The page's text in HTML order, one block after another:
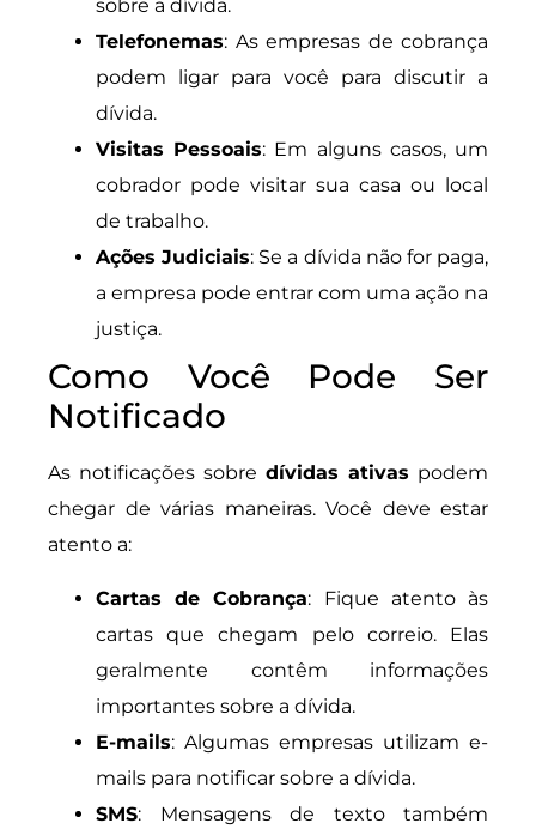
sobre a dívida.
Telefonemas: As empresas de cobrança
podem ligar para você para discutir a
dívida.
Visitas Pessoais: Em alguns casos, um
cobrador pode visitar sua casa ou local
de trabalho.
Ações Judiciais: Se a dívida não for paga,
a empresa pode entrar com uma ação na
justiça.
Como Você Pode Ser
Notificado
As notificações sobre dívidas ativas podem
chegar de várias maneiras. Você deve estar
atento a:
Cartas de Cobrança: Fique atento às
cartas que chegam pelo correio. Elas
geralmente contêm informações
importantes sobre a dívida.
E-mails: Algumas empresas utilizam e-
mails para notificar sobre a dívida.
SMS: Mensagens de texto também